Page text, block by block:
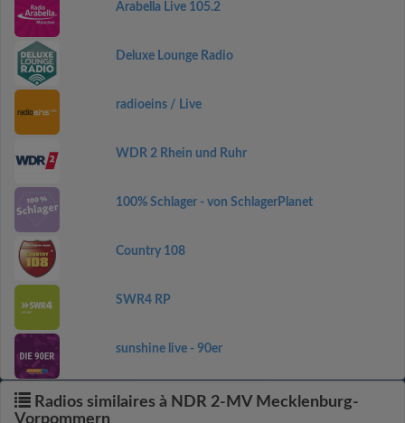
Arabella Live 105.2
Deluxe Lounge Radio
radioeins / Live
WDR 2 Rhein und Ruhr
100% Schlager - von SchlagerPlanet
Country 108
SWR4 RP
sunshine live - 90er
Radios similaires à NDR 2-MV Mecklenburg-
Vorpommern